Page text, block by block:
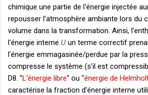
chimique une partie de l'énergie injectée
repousser l'atmosphère ambiante lors du
volume dans la transformation. Ainsi,
l'énergie interne U un terme correctif
l'énergie emmagasinée/perdue par la
compresse le système (s'il est
D8. "L'énergie libre" ou "énergie de
caractérise la fraction d'énergie interne